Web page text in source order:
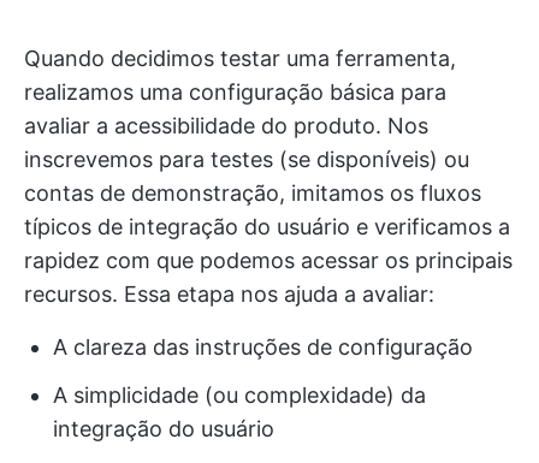
Quando decidimos testar uma ferramenta,
realizamos uma configuração básica para
avaliar a acessibilidade do produto. Nos
inscrevemos para testes (se disponíveis) ou
contas de demonstração, imitamos os fluxos
típicos de integração do usuário e verificamos a
rapidez com que podemos acessar os principais
recursos. Essa etapa nos ajuda a avaliar:
A clareza das instruções de configuração
A simplicidade (ou complexidade) da
integração do usuário